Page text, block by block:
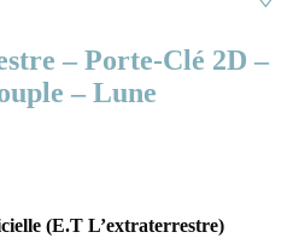
– Porte-Clé 2D –
– Lune
(E.T L’extraterrestre)